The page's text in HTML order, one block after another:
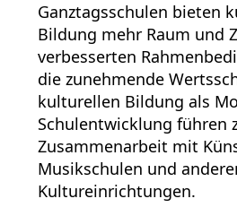
Ganztagsschulen bieten
Bildung mehr Raum und
verbesserten
die zunehmende
kulturellen Bildung als
Schulentwicklung führen
Zusammenarbeit mit
Musikschulen und
Kultureinrichtungen.